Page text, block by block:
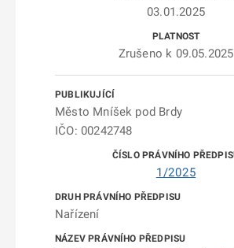
03.01.2025
Zrušeno k 09.05.2025
Město Mníšek pod Brdy
IČO: 00242748
1/2025
Nařízení